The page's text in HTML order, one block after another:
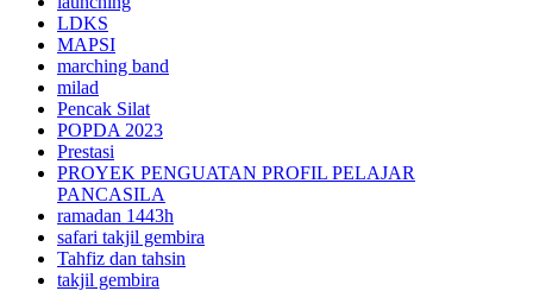
LDKS
MAPSI
marching band
milad
Pencak Silat
POPDA 2023
Prestasi
PROYEK PENGUATAN PROFIL PELAJAR
PANCASILA
ramadan 1443h
safari takjil gembira
Tahfiz dan tahsin
takjil gembira